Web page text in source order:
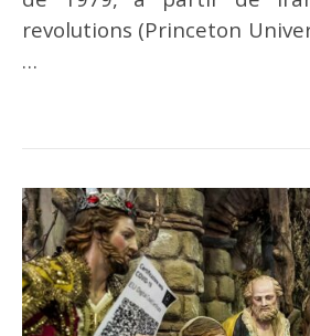
revolutions (Princeton
…